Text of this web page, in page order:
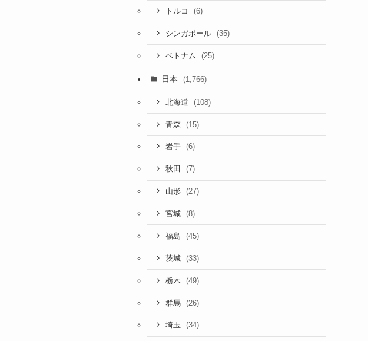
トルコ (6)
シンガポール (35)
ベトナム (25)
日本 (1,766)
北海道 (108)
青森 (15)
岩手 (6)
秋田 (7)
山形 (27)
宮城 (8)
福島 (45)
茨城 (33)
栃木 (49)
群馬 (26)
埼玉 (34)